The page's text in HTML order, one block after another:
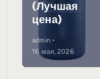
(Лучшая
цена)
admin
16 мая, 2026